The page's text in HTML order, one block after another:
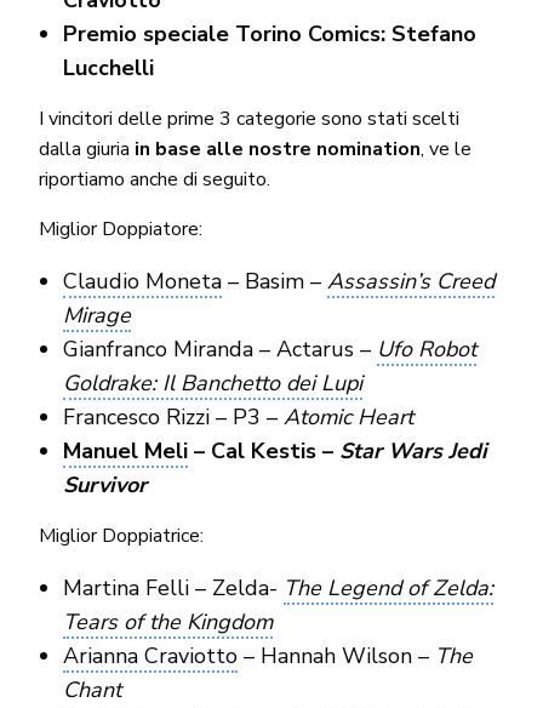
Premio speciale Torino Comics: Stefano
Lucchelli
I vincitori delle prime 3 categorie sono stati scelti
dalla giuria in base alle nostre nomination, ve le
riportiamo anche di seguito.
Miglior Doppiatore:
Claudio Moneta– Basim – Assassin’s Creed
Mirage
Gianfranco Miranda – Actarus – Ufo Robot
Goldrake: Il Banchetto dei Lupi
Francesco Rizzi – P3 – Atomic Heart
Manuel Meli– Cal Kestis – Star Wars Jedi
Survivor
Miglior Doppiatrice:
Martina Felli – Zelda- The Legend of Zelda:
Tears of the Kingdom
Arianna Craviotto– Hannah Wilson – The
Chant